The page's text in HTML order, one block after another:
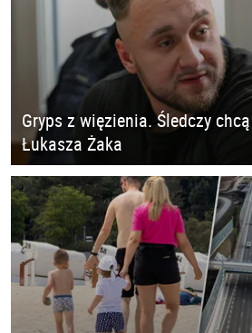
Gryps z więzienia. Śledczy
Łukasza Żaka